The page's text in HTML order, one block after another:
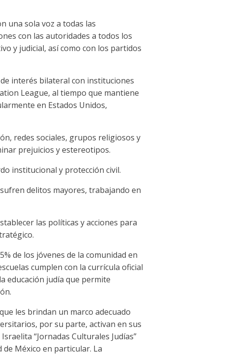
una sola voz a todas las
con las autoridades a todos los
y judicial, así como con los partidos
interés bilateral con instituciones
League, al tiempo que mantiene
en Estados Unidos,
redes sociales, grupos religiosos y
prejuicios y estereotipos.
institucional y protección civil.
delitos mayores, trabajando en
las políticas y acciones para
de los jóvenes de la comunidad en
cumplen con la currícula oficial
educación judía que permite
les brindan un marco adecuado
por su parte, activan en sus
“Jornadas Culturales Judías”
México en particular. La